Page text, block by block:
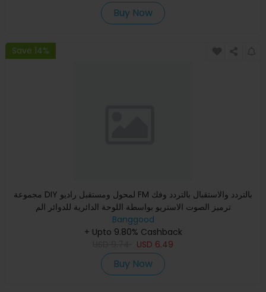
Buy Now
Save 14%
مجموعة DIY لمحول ومستقبل راديو FM بالتردد والاستقبال بالتردد وفك
ترميز الصوت الاستريو بواسطة اللوحة الدائرية للدوائر الم
Banggood
+ Upto 9.80% Cashback
USD 6.49
Buy Now